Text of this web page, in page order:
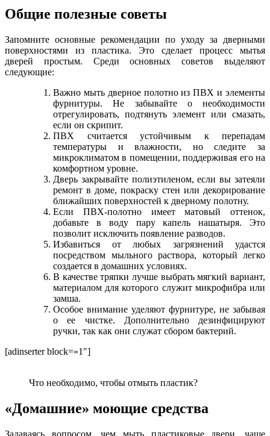
Общие полезные советы
Запомните основные рекомендации по уходу за дверными
поверхностями из пластика. Это сделает процесс мытья
дверей простым. Среди основных советов выделяют
следующие:
Важно мыть дверное полотно из ПВХ и элементы
фурнитуры. Не забывайте о необходимости
отрегулировать, подтянуть элемент или смазать,
если он скрипит.
ПВХ считается устойчивым к перепадам
температуры и влажности, но следите за
микроклиматом в помещении, поддерживая его на
комфортном уровне.
Дверь закрывайте полиэтиленом, если вы затеяли
ремонт в доме, покраску стен или декорирование
ближайших поверхностей к дверному полотну.
Если ПВХ-полотно имеет матовый оттенок,
добавьте в воду пару капель нашатыря. Это
позволит исключить появление разводов.
Избавиться от любых загрязнений удастся
посредством мыльного раствора, который легко
создается в домашних условиях.
В качестве тряпки лучше выбрать мягкий вариант,
материалом для которого служит микрофибра или
замша.
Особое внимание уделяют фурнитуре, не забывая
о ее чистке. Дополнительно дезинфицируют
ручки, так как они служат сбором бактерий.
[adinserter block=»1″]
Что необходимо, чтобы отмыть пластик?
«Домашние» моющие средства